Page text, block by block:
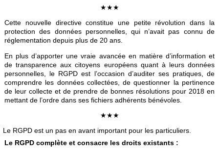
★★★
Cette nouvelle directive constitue une petite révolution dans la
protection des données personnelles, qui n’avait pas connu de
réglementation depuis plus de 20 ans.
En plus d’apporter une vraie avancée en matière d’information et
de transparence aux citoyens européens quant à leurs données
personnelles, le RGPD est l’occasion d’auditer ses pratiques, de
comprendre les données collectées, de questionner la pertinence
de leur collecte et de prendre de bonnes résolutions pour 2018 en
mettant de l’ordre dans ses fichiers adhérents bénévoles.
★★★
RGPD est un pas en avant important pour les particuliers.
Le RGPD complète et consacre les droits existants :